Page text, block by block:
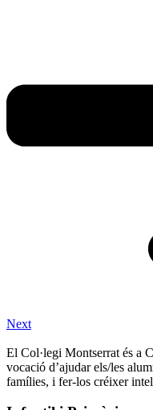
Next
El Col·legi Montserrat és a
vocació d’ajudar els/les
famílies, i fer-los créixer